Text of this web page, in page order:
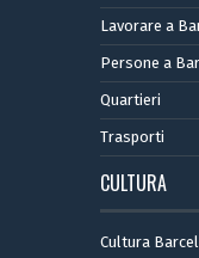
Lavorare a
Persone a
Quartieri
Trasporti
CULTURA
Cultura